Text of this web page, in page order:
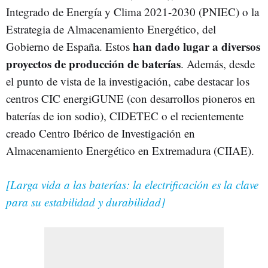
Integrado de Energía y Clima 2021-2030 (PNIEC) o la
Estrategia de Almacenamiento Energético, del
Gobierno de España. Estos han dado lugar a diversos
proyectos de producción de baterías. Además, desde
el punto de vista de la investigación, cabe destacar los
centros CIC energiGUNE (con desarrollos pioneros en
baterías de ion sodio), CIDETEC o el recientemente
creado Centro Ibérico de Investigación en
Almacenamiento Energético en Extremadura (CIIAE).
[Larga vida a las baterías: la electrificación es la clave
para su estabilidad y durabilidad]